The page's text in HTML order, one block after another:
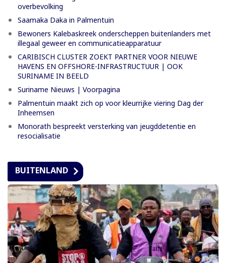
overbevolking
Saamaka Daka in Palmentuin
Bewoners Kalebaskreek onderscheppen buitenlanders met
illegaal geweer en communicatieapparatuur
CARIBISCH CLUSTER ZOEKT PARTNER VOOR NIEUWE
HAVENS EN OFFSHORE-INFRASTRUCTUUR | OOK
SURINAME IN BEELD
Suriname Nieuws | Voorpagina
Palmentuin maakt zich op voor kleurrijke viering Dag der
Inheemsen
Monorath bespreekt versterking van jeugddetentie en
resocialisatie
BUITENLAND